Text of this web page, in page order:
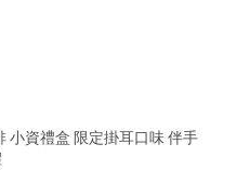
小資禮盒 限定掛耳口味 伴手